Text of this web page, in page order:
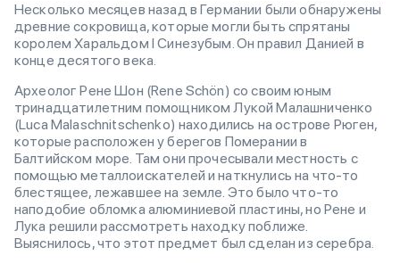
Несколько месяцев назад в Германии были обнаружены
древние сокровища, которые могли быть спрятаны
королем Харальдом I Синезубым. Он правил Данией в
конце десятого века.
Археолог Рене Шон (Rene Schön) со своим юным
тринадцатилетним помощником Лукой Малашниченко
(Luca Malaschnitschenko) находились на острове Рюген,
которые расположен у берегов Померании в
Балтийском море. Там они прочесывали местность с
помощью металлоискателей и наткнулись на что-то
блестящее, лежавшее на земле. Это было что-то
наподобие обломка алюминиевой пластины, но Рене и
Лука решили рассмотреть находку поближе.
Выяснилось, что этот предмет был сделан из серебра.